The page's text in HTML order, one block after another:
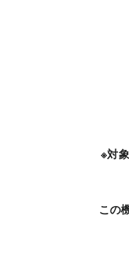
※対
この